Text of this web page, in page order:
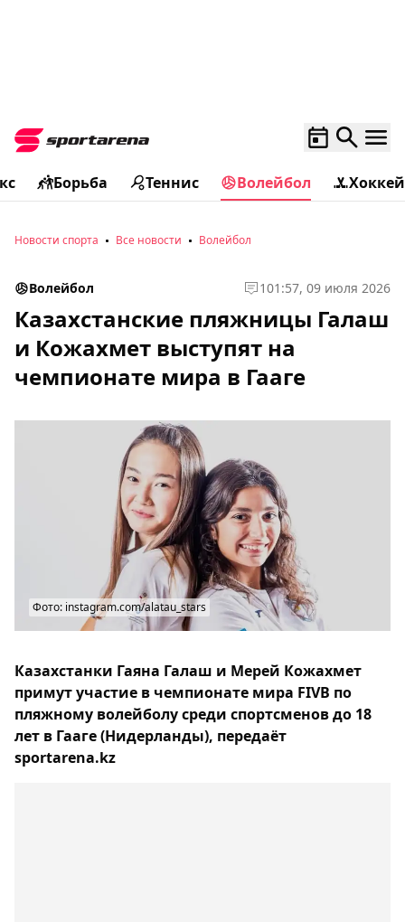
Борьба Теннис Волейбол Хоккей
Новости спорта Все новости Волейбол
Волейбол 101:57, 09 июля 2026
Казахстанские пляжницы Галаш
и Кожахмет выступят на
чемпионате мира в Гааге
Фото: instagram.com/alatau_stars
Казахстанки Гаяна Галаш и Мерей Кожахмет
примут участие в чемпионате мира FIVB по
пляжному волейболу среди спортсменов до 18
лет в Гааге (Нидерланды), передаёт
sportarena.kz